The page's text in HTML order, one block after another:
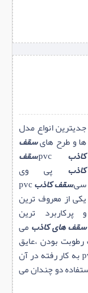
جدیترین انواع مدل
ها و طرح هایسقف
کاذب pvc,سقف
کاذب پی وی
سی,سقف کاذبpvc
یکی از معروف ترین
و پرکاربرد ترین
سقف های کاذب می
بودن ،عایق
بودن در سرما و گرما و ضد خش بودن ماده pvc به کار رفته در آن
دو چندان می